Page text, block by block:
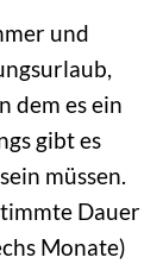
und
dem es ein
gibt es
müssen.
Dauer
Monate)